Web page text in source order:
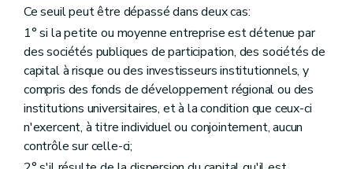
Ce seuil peut être dépassé dans deux cas:
1° si la petite ou moyenne entreprise est détenue par
des sociétés publiques de participation, des sociétés de
capital à risque ou des investisseurs institutionnels, y
compris des fonds de développement régional ou des
institutions universitaires, et à la condition que ceux-ci
n'exercent, à titre individuel ou conjointement, aucun
contrôle sur celle-ci;